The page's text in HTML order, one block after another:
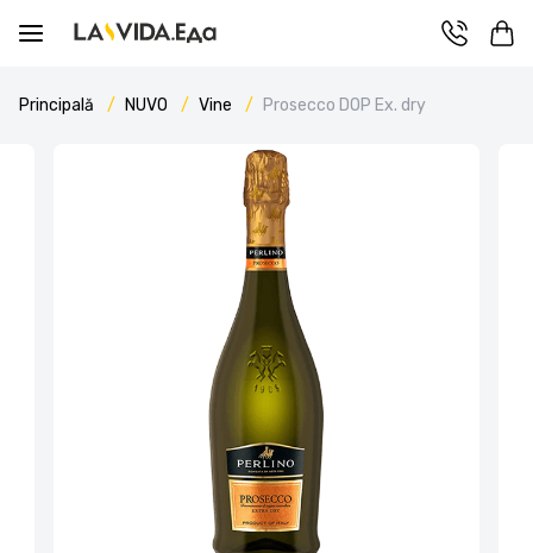
Principală NUVO Vine Prosecco DOP Ex. dry